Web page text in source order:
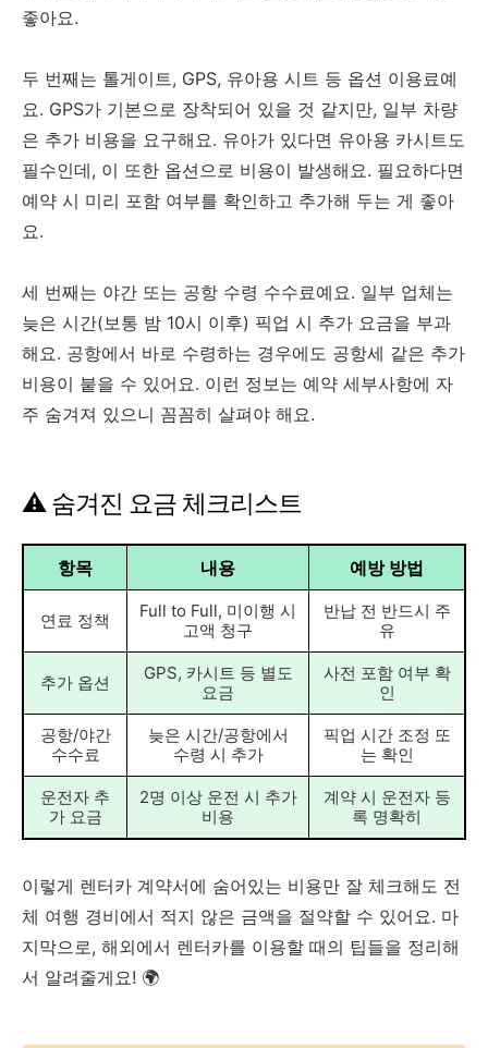
좋아요.
두 번째는 톨게이트, GPS, 유아용 시트 등 옵션 이용료예
요. GPS가 기본으로 장착되어 있을 것 같지만, 일부 차량
은 추가 비용을 요구해요. 유아가 있다면 유아용 카시트도
필수인데, 이 또한 옵션으로 비용이 발생해요. 필요하다면
예약 시 미리 포함 여부를 확인하고 추가해 두는 게 좋아
요.
세 번째는 야간 또는 공항 수령 수수료예요. 일부 업체는
늦은 시간(보통 밤 10시 이후) 픽업 시 추가 요금을 부과
해요. 공항에서 바로 수령하는 경우에도 공항세 같은 추가
비용이 붙을 수 있어요. 이런 정보는 예약 세부사항에 자
주 숨겨져 있으니 꼼꼼히 살펴야 해요.
⚠️ 숨겨진 요금 체크리스트
항목 내용 예방 방법
연료 정책
Full to Full, 미이행 시
고액 청구
반납 전 반드시 주
유
추가 옵션
GPS, 카시트 등 별도
요금
사전 포함 여부 확
인
공항/야간
수수료
늦은 시간/공항에서
수령 시 추가
픽업 시간 조정 또
는 확인
운전자 추
가 요금
2명 이상 운전 시 추가
비용
계약 시 운전자 등
록 명확히
이렇게 렌터카 계약서에 숨어있는 비용만 잘 체크해도 전
체 여행 경비에서 적지 않은 금액을 절약할 수 있어요. 마
지막으로, 해외에서 렌터카를 이용할 때의 팁들을 정리해
서 알려줄게요! 🌍